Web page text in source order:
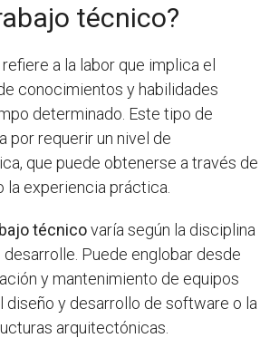
técnico?
a la labor que implica el
conocimientos y habilidades
determinado. Este tipo de
por requerir un nivel de
que puede obtenerse a través de
la experiencia práctica.
técnicovaría según la disciplina
Puede englobar desde
y mantenimiento de equipos
diseño y desarrollo de software o la
arquitectónicas.